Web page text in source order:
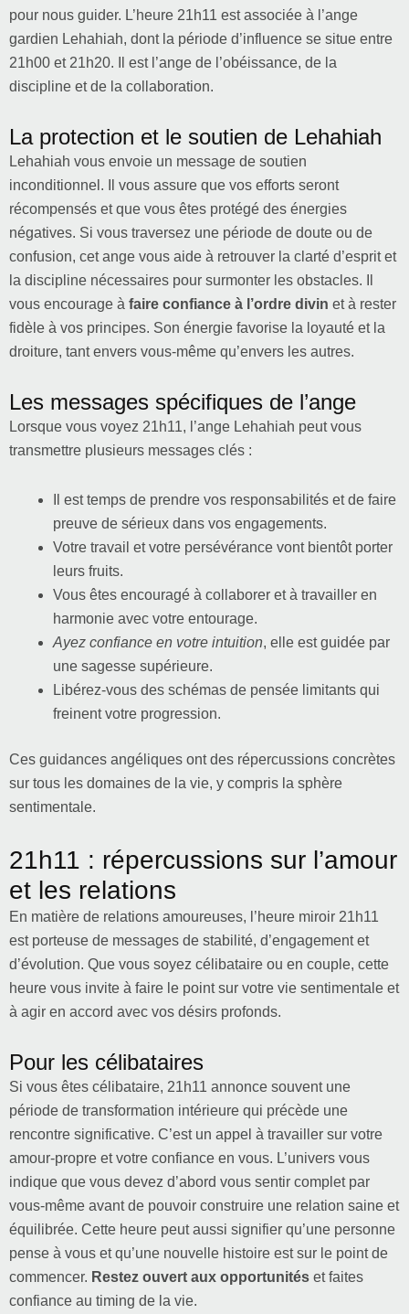
pour nous guider. L’heure 21h11 est associée à l’ange
gardien Lehahiah, dont la période d’influence se situe entre
21h00 et 21h20. Il est l’ange de l’obéissance, de la
discipline et de la collaboration.
La protection et le soutien de Lehahiah
Lehahiah vous envoie un message de soutien
inconditionnel. Il vous assure que vos efforts seront
récompensés et que vous êtes protégé des énergies
négatives. Si vous traversez une période de doute ou de
confusion, cet ange vous aide à retrouver la clarté d’esprit et
la discipline nécessaires pour surmonter les obstacles. Il
vous encourage à faire confiance à l’ordre divin et à rester
fidèle à vos principes. Son énergie favorise la loyauté et la
droiture, tant envers vous-même qu’envers les autres.
Les messages spécifiques de l’ange
Lorsque vous voyez 21h11, l’ange Lehahiah peut vous
transmettre plusieurs messages clés :
Il est temps de prendre vos responsabilités et de faire
preuve de sérieux dans vos engagements.
Votre travail et votre persévérance vont bientôt porter
leurs fruits.
Vous êtes encouragé à collaborer et à travailler en
harmonie avec votre entourage.
Ayez confiance en votre intuition, elle est guidée par
une sagesse supérieure.
Libérez-vous des schémas de pensée limitants qui
freinent votre progression.
Ces guidances angéliques ont des répercussions concrètes
sur tous les domaines de la vie, y compris la sphère
sentimentale.
21h11 : répercussions sur l’amour
et les relations
En matière de relations amoureuses, l’heure miroir 21h11
est porteuse de messages de stabilité, d’engagement et
d’évolution. Que vous soyez célibataire ou en couple, cette
heure vous invite à faire le point sur votre vie sentimentale et
à agir en accord avec vos désirs profonds.
Pour les célibataires
Si vous êtes célibataire, 21h11 annonce souvent une
période de transformation intérieure qui précède une
rencontre significative. C’est un appel à travailler sur votre
amour-propre et votre confiance en vous. L’univers vous
indique que vous devez d’abord vous sentir complet par
vous-même avant de pouvoir construire une relation saine et
équilibrée. Cette heure peut aussi signifier qu’une personne
pense à vous et qu’une nouvelle histoire est sur le point de
commencer. Restez ouvert aux opportunités et faites
confiance au timing de la vie.